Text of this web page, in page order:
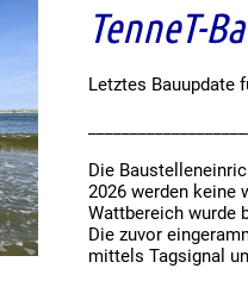
TenneT-
Letztes Bauupdate
Die
2026 werden keine
Wattbereich wurde
Die zuvor
mittels Tagsignal